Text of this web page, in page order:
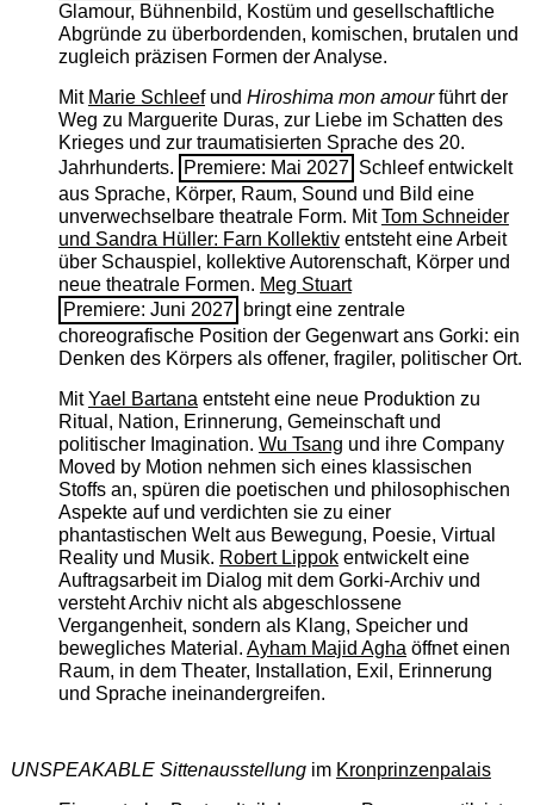
Glamour, Bühnenbild, Kostüm und gesellschaftliche
Abgründe zu überbordenden, komischen, brutalen und
zugleich präzisen Formen der Analyse.
Mit Marie Schleefund Hiroshima mon amourführt der
Weg zu Marguerite Duras, zur Liebe im Schatten des
Krieges und zur traumatisierten Sprache des 20.
Jahrhunderts.
Premiere: Mai 2027 Schleef entwickelt
aus Sprache, Körper, Raum, Sound und Bild eine
unverwechselbare theatrale Form. MitTom Schneider
und Sandra Hüller: Farn Kollektiventsteht eine Arbeit
über Schauspiel, kollektive Autorenschaft, Körper und
neue theatrale Formen. Meg Stuart
Premiere: Juni 2027 bringt eine zentrale
choreografische Position der Gegenwart ans Gorki: ein
Denken des Körpers als offener, fragiler, politischer Ort.
MitYael Bartana entsteht eine neue Produktion zu
Ritual, Nation, Erinnerung, Gemeinschaft und
politischer Imagination. Wu Tsang und ihre Company
Moved by Motion nehmen sich eines klassischen
Stoffs an, spüren die poetischen und philosophischen
Aspekte auf und verdichten sie zu einer
phantastischen Welt aus Bewegung, Poesie, Virtual
Reality und Musik. Robert Lippokentwickelt eine
Auftragsarbeit im Dialog mit dem Gorki-Archiv und
versteht Archiv nicht als abgeschlossene
Vergangenheit, sondern als Klang, Speicher und
bewegliches Material. Ayham Majid Agha öffnet einen
Raum, in dem Theater, Installation, Exil, Erinnerung
und Sprache ineinandergreifen.
UNSPEAKABLE Sittenausstellungim Kronprinzenpalais